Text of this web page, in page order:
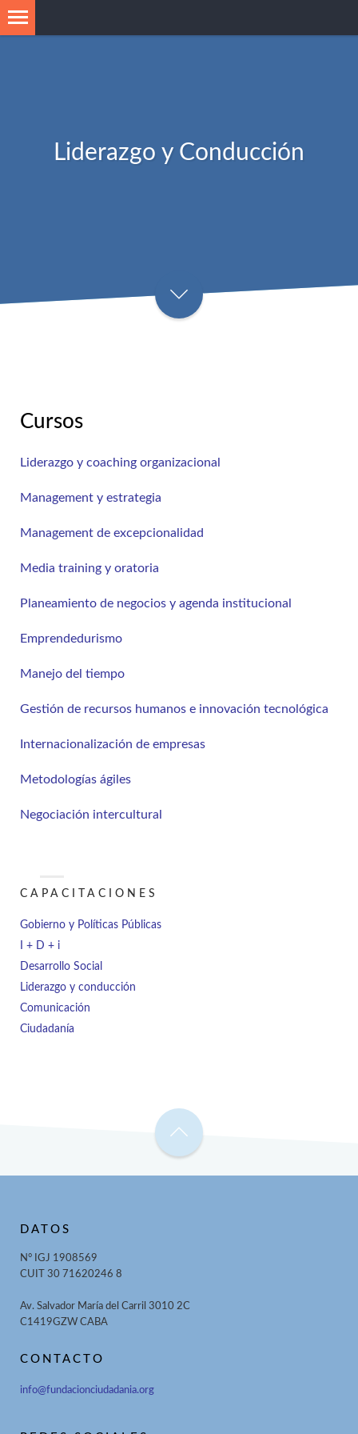
Liderazgo y Conducción
Cursos
Liderazgo y coaching organizacional
Management y estrategia
Management de excepcionalidad
Media training y oratoria
Planeamiento de negocios y agenda institucional
Emprendedurismo
Manejo del tiempo
Gestión de recursos humanos e innovación tecnológica
Internacionalización de empresas
Metodologías ágiles
Negociación intercultural
CAPACITACIONES
Gobierno y Políticas Públicas
I + D + i
Desarrollo Social
Liderazgo y conducción
Comunicación
Ciudadanía
DATOS
N° IGJ 1908569
CUIT 30 71620246 8
Av. Salvador María del Carril 3010 2C
C1419GZW CABA
CONTACTO
info@fundacionciudadania.org